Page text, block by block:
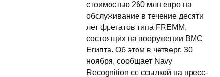
стоимостью 260 млн евро на
обслуживание в течение десяти
лет фрегатов типа FREMM,
состоящих на вооружении ВМС
Египта. Об этом в четверг, 30
ноября, сообщает Navy
Recognition со ссылкой на пресс-